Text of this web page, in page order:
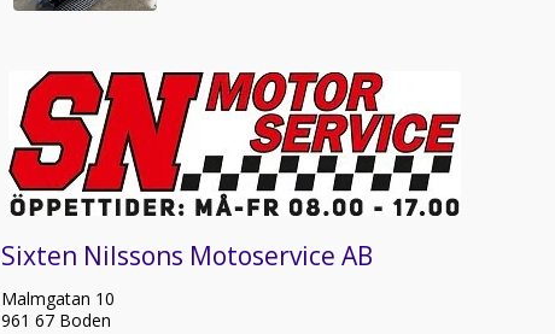
Sixten Nilssons Motoservice AB
Malmgatan 10
961 67 Boden